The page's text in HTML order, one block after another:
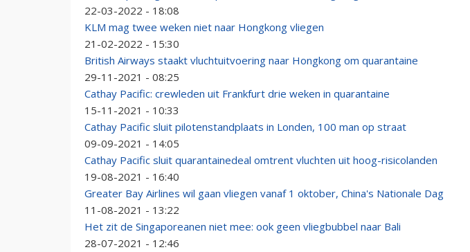
22-03-2022 - 18:08
KLM mag twee weken niet naar Hongkong vliegen
21-02-2022 - 15:30
British Airways staakt vluchtuitvoering naar Hongkong om quarantaine
29-11-2021 - 08:25
Cathay Pacific: crewleden uit Frankfurt drie weken in quarantaine
15-11-2021 - 10:33
Cathay Pacific sluit pilotenstandplaats in Londen, 100 man op straat
09-09-2021 - 14:05
Cathay Pacific sluit quarantainedeal omtrent vluchten uit hoog-risicolanden
19-08-2021 - 16:40
Greater Bay Airlines wil gaan vliegen vanaf 1 oktober, China's Nationale Dag
11-08-2021 - 13:22
Het zit de Singaporeanen niet mee: ook geen vliegbubbel naar Bali
28-07-2021 - 12:46